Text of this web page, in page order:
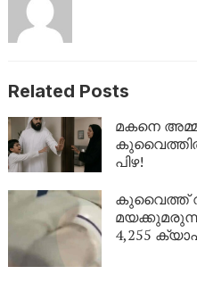
Related Posts
മകനെ
കുവൈത്തിൽ
പിഴ!
കുവൈത്ത്
മയക്കുമരുന്ന്
4,255